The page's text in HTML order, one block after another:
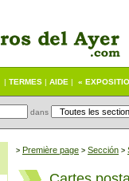
| TERMES | AIDE | «
dans
> Première page > Sección >